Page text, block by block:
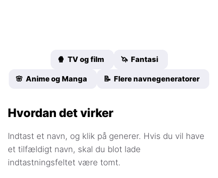
🍿 TV og film 🦄 Fantasi
🌸 Anime og Manga 📝 Flere navnegeneratorer
Hvordan det virker
Indtast et navn, og klik på generer. Hvis du vil have
et tilfældigt navn, skal du blot lade
indtastningsfeltet være tomt.